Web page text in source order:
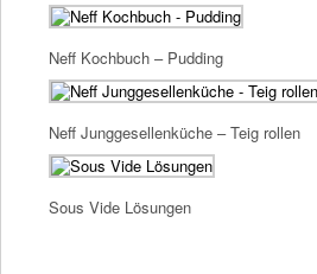
Neff Kochbuch – Pudding
Neff Junggesellenküche – Teig rollen
Sous Vide Lösungen